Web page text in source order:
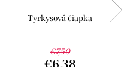
Tyrkysová čiapka
€7,50
€6,38